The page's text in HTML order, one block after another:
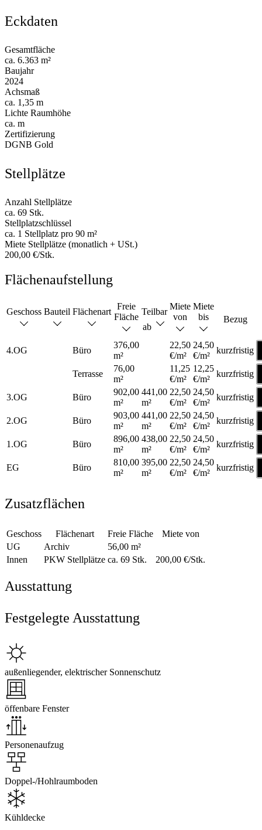
Eckdaten
Gesamtfläche
ca. 6.363 m²
Baujahr
2024
Achsmaß
ca. 1,35 m
Lichte Raumhöhe
ca. m
Zertifizierung
DGNB Gold
Stellplätze
Anzahl Stellplätze
ca. 69 Stk.
Stellplatzschlüssel
ca. 1 Stellplatz pro 90 m²
Miete Stellplätze (monatlich + USt.)
200,00 €/Stk.
Flächenaufstellung
Geschoss Bauteil Flächenart
Freie
Fläche
Teilbar
ab
Miete
von
Miete
bis
Bezug
4.OG Büro
376,00
m²
22,50
€/m²
24,50
€/m²
kurzfristig
Terrasse
76,00
m²
11,25
€/m²
12,25
€/m²
kurzfristig
3.OG Büro
902,00
m²
441,00
m²
22,50
€/m²
24,50
€/m²
kurzfristig
2.OG Büro
903,00
m²
441,00
m²
22,50
€/m²
24,50
€/m²
kurzfristig
1.OG Büro
896,00
m²
438,00
m²
22,50
€/m²
24,50
€/m²
kurzfristig
EG Büro
810,00
m²
395,00
m²
22,50
€/m²
24,50
€/m²
kurzfristig
Zusatzflächen
Geschoss Flächenart Freie Fläche
Miete von
UG
Archiv
56,00 m²
Innen
PKW Stellplätze ca. 69 Stk. 200,00 €/Stk.
Ausstattung
Festgelegte Ausstattung
außenliegender, elektrischer Sonnenschutz
öffenbare Fenster
Personenaufzug
Doppel-/Hohlraumboden
Kühldecke